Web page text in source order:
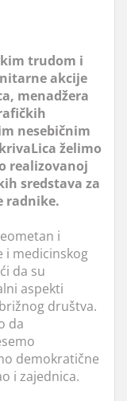
trudom i
akcije
menadžera
nesebičnim
želimo
realizovanoj
sredstava za
radnike.
i
i medicinskog
da su
aspekti
društva.
da
demokratične
i zajednica.